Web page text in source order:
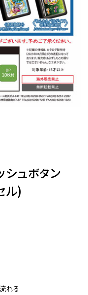
シュボタン
ル)
れる